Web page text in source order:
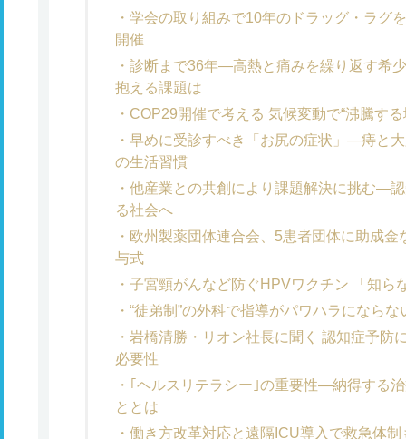
学会の取り組みで10年のドラッグ・ラ
開催
診断まで36年―高熱と痛みを繰り返す希
抱える課題は
COP29開催で考える 気候変動で“沸騰す
早めに受診すべき「お尻の症状」―痔と
の生活習慣
他産業との共創により課題解決に挑む―
る社会へ
欧州製薬団体連合会、5患者団体に助成
与式
子宮頸がんなど防ぐHPVワクチン 「知ら
“徒弟制”の外科で指導がパワハラになら
岩橋清勝・リオン社長に聞く 認知症予
必要性
｢ヘルスリテラシー｣の重要性―納得する
ととは
働き方改革対応と遠隔ICU導入で救急体